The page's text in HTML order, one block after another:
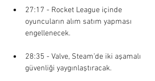
27:17 - Rocket League içinde
oyuncuların alım satım yapması
engellenecek.
28:35 - Valve, Steam’de iki aşamalı
güvenliği yaygınlaştıracak.